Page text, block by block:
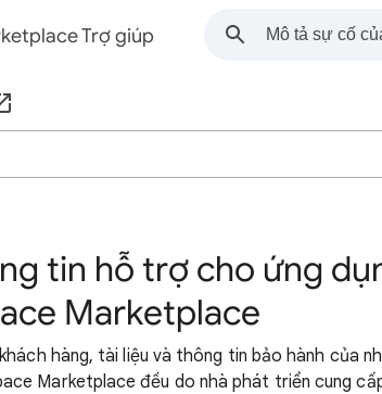
Trợ giúp
tin hỗ trợ cho ứng
Marketplace
hàng, tài liệu và thông tin bảo hành của
Marketplace đều do nhà phát triển cung